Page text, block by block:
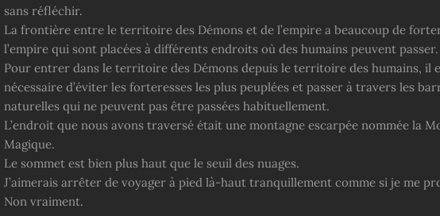
sans réfléchir.
La frontière entre le territoire des Démons et de l’empire a beaucoup de
l’empire qui sont placées à différents endroits où des humains peuvent passer.
Pour entrer dans le territoire des Démons depuis le territoire des humains, il
nécessaire d’éviter les forteresses les plus peuplées et passer à travers les
naturelles qui ne peuvent pas être passées habituellement.
L’endroit que nous avons traversé était une montagne escarpée nommée la
Magique.
Le sommet est bien plus haut que le seuil des nuages.
J’aimerais arrêter de voyager à pied là-haut tranquillement comme si je me
Non vraiment.